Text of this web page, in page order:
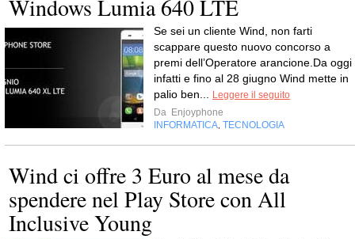
Windows Lumia 640 LTE
Se sei un cliente Wind, non farti
scappare questo nuovo concorso a
premi dell’Operatore arancione.Da oggi
infatti e fino al 28 giugno Wind mette in
palio ben... Leggere il seguito
Da Enjoyphone
INFORMATICA, TECNOLOGIA
Wind ci offre 3 Euro al mese da
spendere nel Play Store con All
Inclusive Young